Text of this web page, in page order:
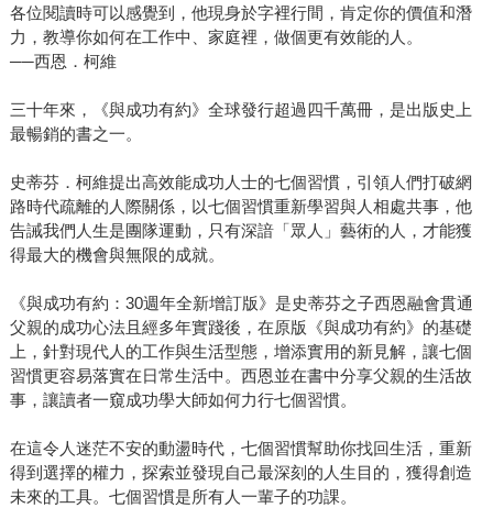
各位閱讀時可以感覺到，他現身於字裡行間，肯定你的價值和潛
力，教導你如何在工作中、家庭裡，做個更有效能的人。
──西恩．柯維
三十年來，《與成功有約》全球發行超過四千萬冊，是出版史上
最暢銷的書之一。
史蒂芬．柯維提出高效能成功人士的七個習慣，引領人們打破網
路時代疏離的人際關係，以七個習慣重新學習與人相處共事，他
告誡我們人生是團隊運動，只有深諳「眾人」藝術的人，才能獲
得最大的機會與無限的成就。
《與成功有約：30週年全新增訂版》是史蒂芬之子西恩融會貫通
父親的成功心法且經多年實踐後，在原版《與成功有約》的基礎
上，針對現代人的工作與生活型態，增添實用的新見解，讓七個
習慣更容易落實在日常生活中。西恩並在書中分享父親的生活故
事，讓讀者一窺成功學大師如何力行七個習慣。
在這令人迷茫不安的動盪時代，七個習慣幫助你找回生活，重新
得到選擇的權力，探索並發現自己最深刻的人生目的，獲得創造
未來的工具。七個習慣是所有人一輩子的功課。